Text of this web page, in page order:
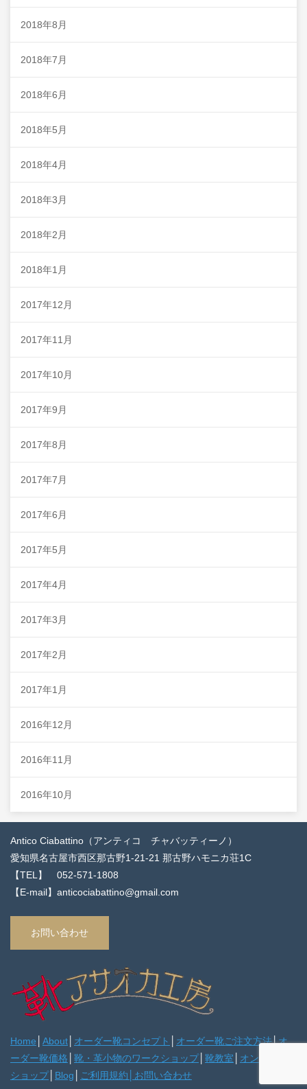
2018年8月
2018年7月
2018年6月
2018年5月
2018年4月
2018年3月
2018年2月
2018年1月
2017年12月
2017年11月
2017年10月
2017年9月
2017年8月
2017年7月
2017年6月
2017年5月
2017年4月
2017年3月
2017年2月
2017年1月
2016年12月
2016年11月
2016年10月
Antico Ciabattino（アンティコ チャバッティーノ）
愛知県名古屋市西区那古野1-21-21 那古野ハモニカ荘1C
【TEL】 052-571-1808
【E-mail】anticociabattino@gmail.com
お問い合わせ
Home About オーダー靴コンセプト オーダー靴ご注文方法│オ
ーダー靴価格
靴・革小物のワークショップ│ 靴教室
オンライン
ショップ│ Blog ご利用規約 お問い合わせ